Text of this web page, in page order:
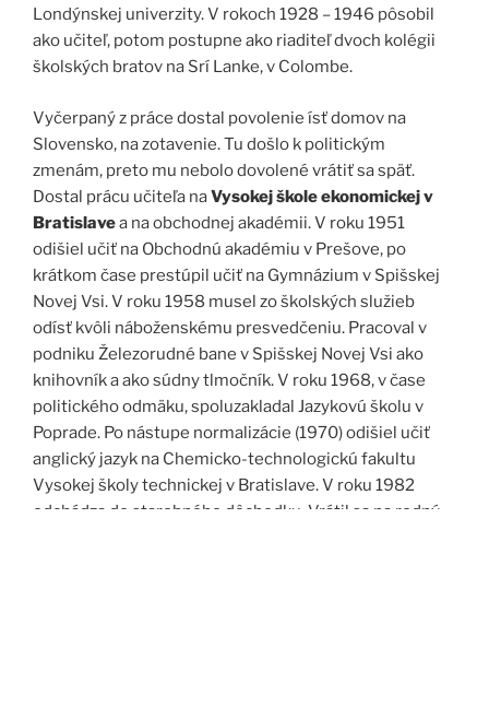
Londýnskej univerzity. V rokoch 1928 – 1946 pôsobil
ako učiteľ, potom postupne ako riaditeľ dvoch kolégii
školských bratov na Srí Lanke, v Colombe.
Vyčerpaný z práce dostal povolenie ísť domov na
Slovensko, na zotavenie. Tu došlo k politickým
zmenám, preto mu nebolo dovolené vrátiť sa späť.
Dostal prácu učiteľa naVysokej škole ekonomickej v
Bratislavea na obchodnej akadémii. V roku 1951
odišiel učiť na Obchodnú akadémiu v Prešove, po
krátkom čase prestúpil učiť na Gymnázium v Spišskej
Novej Vsi. V roku 1958 musel zo školských služieb
odísť kvôli náboženskému presvedčeniu. Pracoval v
podniku Železorudné bane v Spišskej Novej Vsi ako
knihovník a ako súdny tlmočník. V roku 1968, v čase
politického odmäku, spoluzakladal Jazykovú školu v
Poprade. Po nástupe normalizácie (1970) odišiel učiť
anglický jazyk na Chemicko-technologickú fakultu
Vysokej školy technickej v Bratislave. V roku 1982
odchádza do starobného dôchodku. Vrátil sa na rodný